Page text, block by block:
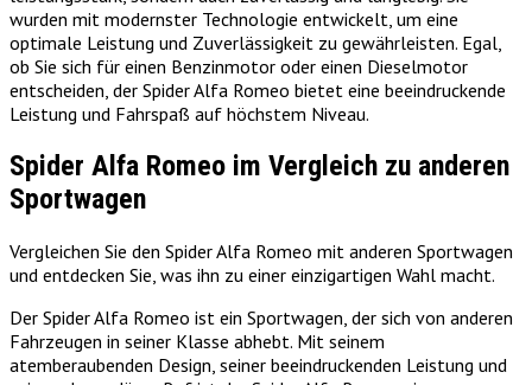
wurden mit modernster Technologie entwickelt, um eine
optimale Leistung und Zuverlässigkeit zu gewährleisten. Egal,
ob Sie sich für einen Benzinmotor oder einen Dieselmotor
entscheiden, der Spider Alfa Romeo bietet eine beeindruckende
Leistung und Fahrspaß auf höchstem Niveau.
Spider Alfa Romeo im Vergleich zu anderen
Sportwagen
Vergleichen Sie den Spider Alfa Romeo mit anderen Sportwagen
und entdecken Sie, was ihn zu einer einzigartigen Wahl macht.
Der Spider Alfa Romeo ist ein Sportwagen, der sich von anderen
Fahrzeugen in seiner Klasse abhebt. Mit seinem
atemberaubenden Design, seiner beeindruckenden Leistung und